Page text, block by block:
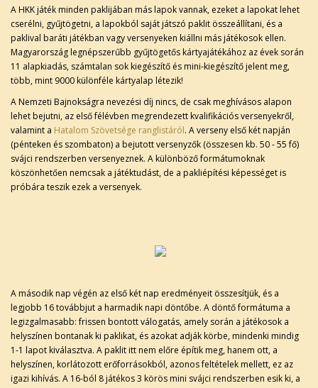
A HKK játék minden paklijában más lapok vannak, ezeket a lapokat lehet
cserélni, gyűjtögetni, a lapokból saját játszó paklit összeállítani, és a
paklival baráti játékban vagy versenyeken kiállni más játékosok ellen.
Magyarország legnépszerűbb gyűjtögetős kártyajátékához az évek során
11 alapkiadás, számtalan sok kiegészítő és mini-kiegészítő jelent meg,
több, mint 9000 különféle kártyalap létezik!
A Nemzeti Bajnokságra nevezési díj nincs, de csak meghívásos alapon
lehet bejutni, az első félévben megrendezett kvalifikációs versenyekről,
valamint a Hatalom Szövetsége ranglistáról. A verseny első két napján
(pénteken és szombaton) a bejutott versenyzők (összesen kb. 50 - 55 fő)
svájci rendszerben versenyeznek. A különböző formátumoknak
köszönhetően nemcsak a játéktudást, de a pakliépítési képességet is
próbára teszik ezek a versenyek.
A második nap végén az első két nap eredményeit összesítjük, és a
legjobb 16 továbbjut a harmadik napi döntőbe. A döntő formátuma a
legizgalmasabb: frissen bontott válogatás, amely során a játékosok a
helyszínen bontanak ki paklikat, és azokat adják körbe, mindenki mindig
1-1 lapot kiválasztva. A paklit itt nem előre építik meg, hanem ott, a
helyszínen, korlátozott erőforrásokból, azonos feltételek mellett, ez az
igazi kihívás. A 16-ból 8 játékos 3 körös mini svájci rendszerben esik ki, a